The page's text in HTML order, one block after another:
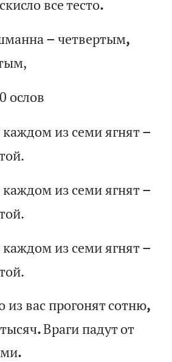
скисло всетесто.
анна– четвертым,
м,
ослов
каждом из семи ягнят–
й.
каждом из семи ягнят–
й.
каждом из семи ягнят–
й.
из вас прогонятсотню,
тысяч.Враги падутот
ми.